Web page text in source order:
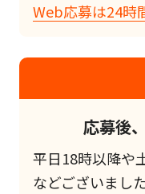
Web応募は24時
応募後
平日18時以降や
などございまし